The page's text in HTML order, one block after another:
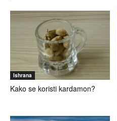
Ishrana
Kako se koristi kardamon?